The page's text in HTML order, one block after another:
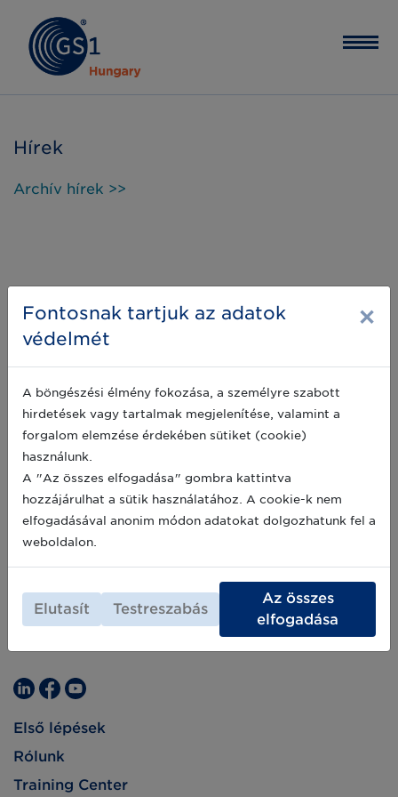
Hírek
Archív hírek >>
Első lépések
Rólunk
Training Center
Fontosnak tartjuk az adatok
védelmét
×
A böngészési élmény fokozása, a személyre szabott
hirdetések vagy tartalmak megjelenítése, valamint a
forgalom elemzése érdekében sütiket (cookie)
használunk.
A "Az összes elfogadása" gombra kattintva
hozzájárulhat a sütik használatához. A cookie-k nem
elfogadásával anonim módon adatokat dolgozhatunk fel a
weboldalon.
Elutasít Testreszabás
Az összes
elfogadása